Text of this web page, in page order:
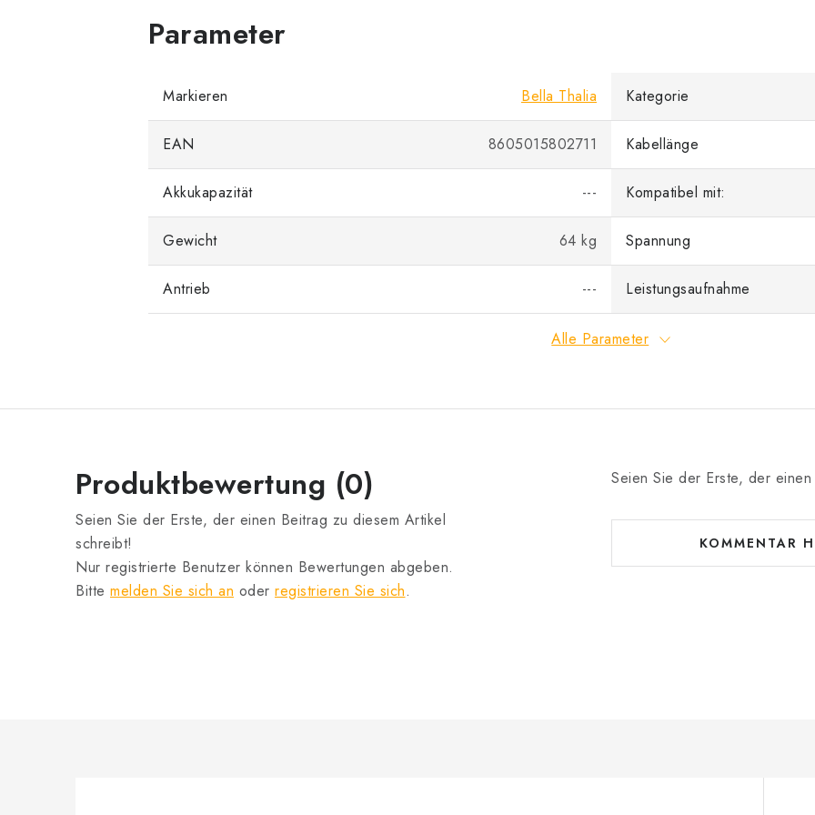
Markieren Bella Thalia Kategorie
EAN 8605015802711 Kabellänge
Akkukapazität --- Kompatibel mit:
Gewicht 64 kg Spannung
Antrieb --- Leistungsaufnahme
Alle Parameter
Produktbewertung (0)
Seien Sie der Erste, der einen Beitrag zu diesem Artikel
schreibt!
Nur registrierte Benutzer können Bewertungen abgeben.
Bitte melden Sie sich an oder registrieren Sie sich.
Seien Sie der Erste, der
KOMMENTAR